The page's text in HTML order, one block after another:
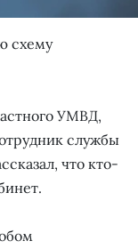
схему
УМВД,
службы
что кто-